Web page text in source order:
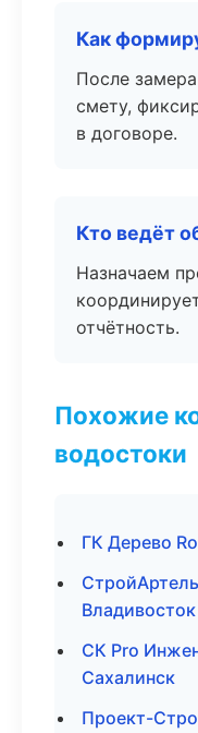
Как
После
смету,
в договоре.
Кто ведёт
Назначаем
отчётность.
Похожие
водостоки
ГК Дерево
Владивосток
СК Pro
Сахалинск
Проект-